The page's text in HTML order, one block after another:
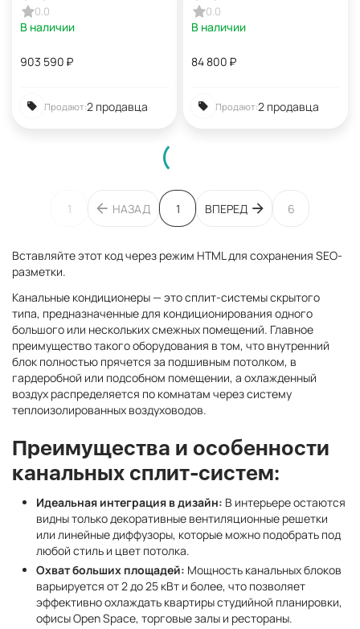
FAN3/-40
0.0
В наличии
903 590 ₽
Продают:2 продавца
108м?, серая
0.0
В наличии
84 800 ₽
Продают:2 продавца
1 НАЗАД 1 ВПЕРЕД 6
Вставляйте этот код через режим HTML для сохранения SEO-
разметки.
Канальные кондиционеры — это сплит-системы скрытого
типа, предназначенные для кондиционирования одного
большого или нескольких смежных помещений. Главное
преимущество такого оборудования в том, что внутренний
блок полностью прячется за подшивным потолком, в
гардеробной или подсобном помещении, а охлажденный
воздух распределяется по комнатам через систему
теплоизолированных воздуховодов.
Преимущества и особенности
канальных сплит-систем:
Идеальная интеграция в дизайн: В интерьере остаются
видны только декоративные вентиляционные решетки
или линейные диффузоры, которые можно подобрать под
любой стиль и цвет потолка.
Охват больших площадей: Мощность канальных блоков
варьируется от 2 до 25 кВт и более, что позволяет
эффективно охлаждать квартиры студийной планировки,
офисы Open Space, торговые залы и рестораны.